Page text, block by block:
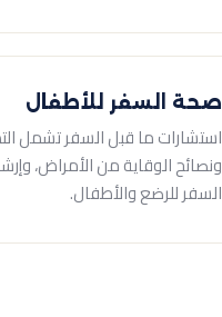
صحة السفر للأطفال
استشارات ما قبل السفر تشمل
ونصائح الوقاية من الأمراض،
السفر للرضع والأطفال.